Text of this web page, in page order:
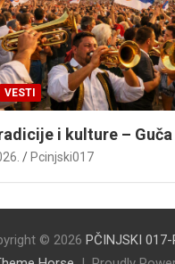
VESTI
i kulture – Guča
Pcinjski017
© 2026 PČINJSKI 017-